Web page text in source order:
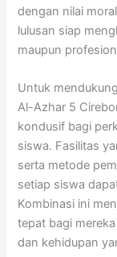
dengan nilai
lulusan siap
maupun
Untuk
Al-Azhar 5
kondusif bagi
siswa. Fasilitas
serta metode
setiap siswa
Kombinasi ini
tepat bagi
dan kehidupan